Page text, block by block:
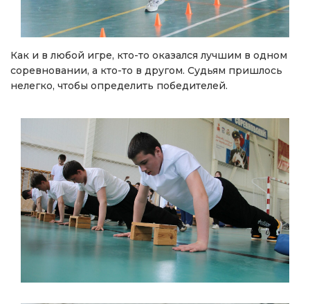
Как и в любой игре, кто-то оказался лучшим в одном
соревновании, а кто-то в другом. Судьям пришлось
нелегко, чтобы определить победителей.